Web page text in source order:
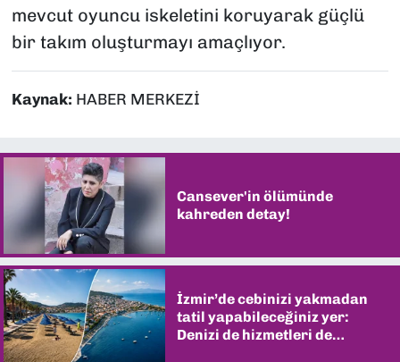
mevcut oyuncu iskeletini koruyarak güçlü
bir takım oluşturmayı amaçlıyor.
Kaynak: HABER MERKEZİ
Cansever'in ölümünde
kahreden detay!
İzmir’de cebinizi yakmadan
tatil yapabileceğiniz yer:
Denizi de hizmetleri de